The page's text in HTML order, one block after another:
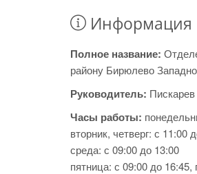
Информация
Полное название:
району Бирюлево
Руководитель:
Часы работы:
вторник, четверг: с 11:00
среда: с 09:00 до 13:00
пятница: с 09:00 до